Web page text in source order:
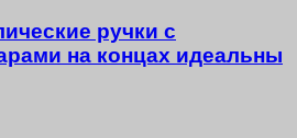
ручки с
на концах идеальны